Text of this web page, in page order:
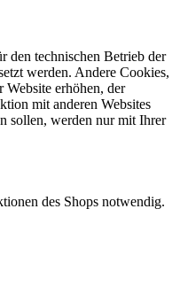
den technischen Betrieb der
werden. Andere Cookies,
erhöhen, der
mit anderen Websites
sollen, werden nur mit Ihrer
des Shops notwendig.